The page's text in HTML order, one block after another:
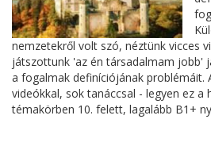
nemzetekről volt szó, néztünk vicces
játszottunk 'az én társadalmam jobb'
a fogalmak definíciójának problémáit.
videókkal, sok tanáccsal - legyen ez a
témakörben 10. felett, lagalább B1+